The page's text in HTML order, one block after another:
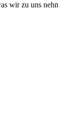
wir zu uns